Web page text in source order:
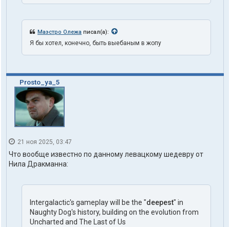
Маэстро Олежа писал(а):
Я бы хотел, конечно, быть выебаным в жопу
Prosto_ya_5
21 ноя 2025, 03:47
Что вообще известно по данному левацкому шедевру от
Нила Дракманна:
Intergalactic's gameplay will be the "deepest" in
Naughty Dog's history, building on the evolution from
Uncharted and The Last of Us